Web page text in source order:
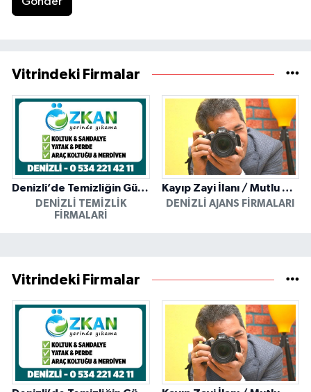
Vitrindeki Firmalar
Denizli’de Temizliğin Güvenilir Adresi: Özkan Yerinde Yıkama
DENIZLI TEMIZLIK
FIRMALARI
Kayıp Zayi İlanı / Mutlu Ajans / Denizli
DENIZLI AJANS FIRMALARI
Vitrindeki Firmalar